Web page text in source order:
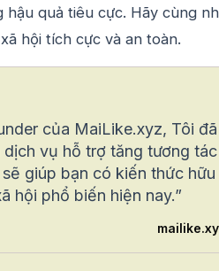
quả tiêu cực. Hãy cùng
hội tích cực và an toàn.
của MaiLike.xyz, Tôi đã
dịch vụ hỗ trợ tăng tương tác
giúp bạn có kiến thức hữu
hội phổ biến hiện nay.”